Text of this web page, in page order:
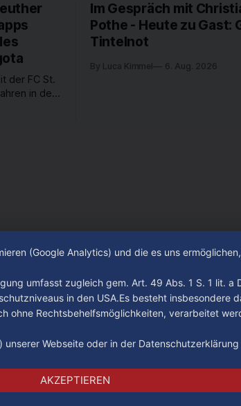
der FC St.
in der
erlebte
Im Gespräch mit
Pothe - Heute zu Gast:
Tintelnot
By Luca Kimmel 6. Aug. 2026
ImpressumDatenschutzAGB
(Google Analytics) und die es uns
umfasst zugleich gem. Art. 49 Abs. 1 S. 1 lit. a
in den USA.Es besteht
ohne Rechtsbehelfsmöglichkeiten, verarbeitet
Webseite oder in der
AKZEPTIEREN